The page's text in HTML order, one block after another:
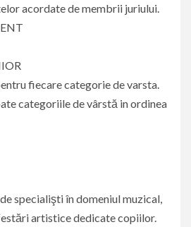
acordate de membrii juriului.
fiecare categorie de varsta.
categoriile de vârstă in ordinea
specialişti în domeniul muzical,
artistice dedicate copiilor.